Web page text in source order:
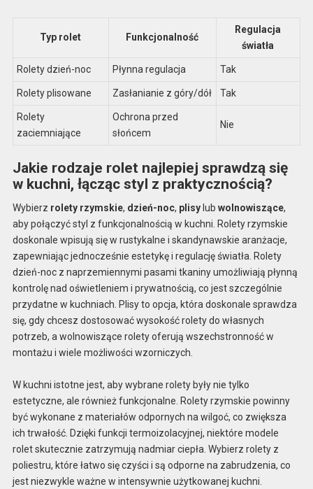
Typ rolet Funkcjonalność
Regulacja
światła
Rolety dzień-noc Płynna regulacja Tak
Rolety plisowane Zasłanianie z góry/dół Tak
Rolety
zaciemniające
Ochrona przed
słońcem
Nie
Jakie rodzaje rolet najlepiej sprawdzą się
w kuchni, łącząc styl z praktycznością?
Wybierz rolety rzymskie, dzień-noc, plisylub wolnowiszące,
aby połączyć styl z funkcjonalnością w kuchni. Rolety rzymskie
doskonale wpisują się w rustykalne i skandynawskie aranżacje,
zapewniając jednocześnie estetykę i regulację światła. Rolety
dzień-noc z naprzemiennymi pasami tkaniny umożliwiają płynną
kontrolę nad oświetleniem i prywatnością, co jest szczególnie
przydatne w kuchniach. Plisy to opcja, która doskonale sprawdza
się, gdy chcesz dostosować wysokość rolety do własnych
potrzeb, a wolnowiszące rolety oferują wszechstronność w
montażu i wiele możliwości wzorniczych.
W kuchni istotne jest, aby wybrane rolety były nie tylko
estetyczne, ale również funkcjonalne. Rolety rzymskie powinny
być wykonane z materiałów odpornych na wilgoć, co zwiększa
ich trwałość. Dzięki funkcji termoizolacyjnej, niektóre modele
rolet skutecznie zatrzymują nadmiar ciepła. Wybierz rolety z
poliestru, które łatwo się czyści i są odporne na zabrudzenia, co
jest niezwykle ważne w intensywnie użytkowanej kuchni.